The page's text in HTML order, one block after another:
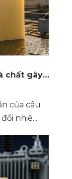
Cách chu trình nhiệt, độ ẩm và chất gây ô nhiễm xác định lại tuổi thọ sử dụng của tấm dán G10, FR4 và G11
của câu
nhiệ...